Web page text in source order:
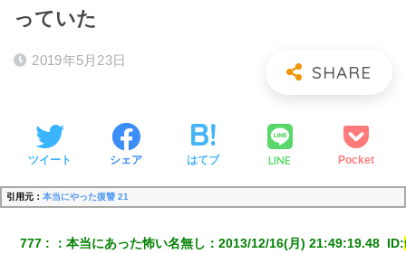
っていた
2019年5月23日
ツイート シェア はてブ LINE Pocket
引用元： 本当にやった復讐 21
777 ：本当にあった怖い名無し ：2013/12/16(月) 21:49:19.48 ID: